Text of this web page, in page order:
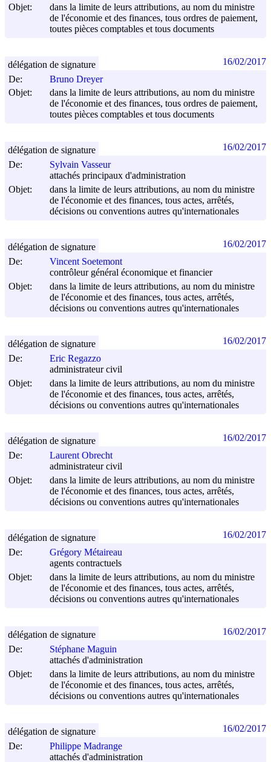
Objet:
dans la limite de leurs attributions, au nom du ministre
de l'économie et des finances, tous ordres de paiement,
toutes pièces comptables et tous documents
De:
Bruno Dreyer
Objet:
dans la limite de leurs attributions, au nom du ministre
de l'économie et des finances, tous ordres de paiement,
toutes pièces comptables et tous documents
délégation de signature 16/02/2017
De:
Sylvain Vasseur
attachés principaux d'administration
Objet:
dans la limite de leurs attributions, au nom du ministre
de l'économie et des finances, tous actes, arrêtés,
décisions ou conventions autres qu'internationales
délégation de signature 16/02/2017
De:
Vincent Soetemont
contrôleur général économique et financier
Objet:
dans la limite de leurs attributions, au nom du ministre
de l'économie et des finances, tous actes, arrêtés,
décisions ou conventions autres qu'internationales
délégation de signature 16/02/2017
De:
Eric Regazzo
administrateur civil
Objet:
dans la limite de leurs attributions, au nom du ministre
de l'économie et des finances, tous actes, arrêtés,
décisions ou conventions autres qu'internationales
délégation de signature 16/02/2017
De:
Laurent Obrecht
administrateur civil
Objet:
dans la limite de leurs attributions, au nom du ministre
de l'économie et des finances, tous actes, arrêtés,
décisions ou conventions autres qu'internationales
délégation de signature 16/02/2017
De:
Grégory Métaireau
agents contractuels
Objet:
dans la limite de leurs attributions, au nom du ministre
de l'économie et des finances, tous actes, arrêtés,
décisions ou conventions autres qu'internationales
délégation de signature 16/02/2017
De:
Stéphane Maguin
attachés d'administration
Objet:
dans la limite de leurs attributions, au nom du ministre
de l'économie et des finances, tous actes, arrêtés,
décisions ou conventions autres qu'internationales
délégation de signature 16/02/2017
De:
Philippe Madrange
attachés d'administration
délégation de signature 16/02/2017